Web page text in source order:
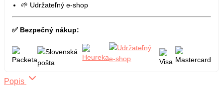
🌱 Udržateľný e-shop
✅ Bezpečný nákup:
Popis